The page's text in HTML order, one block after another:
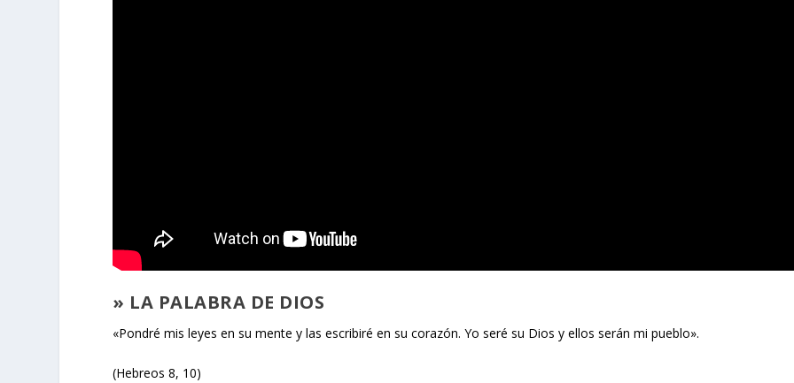
» LA PALABRA DE DIOS
«Pondré mis leyes en su mente y las escribiré en su corazón. Yo seré su Dios y ellos serán mi pueblo».
(Hebreos 8, 10)